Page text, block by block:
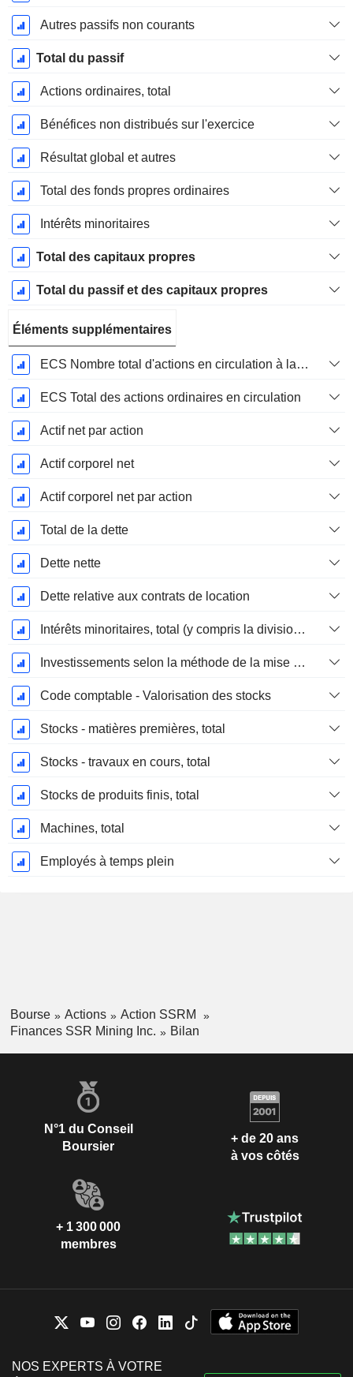
Autres passifs non courants
Total du passif
Actions ordinaires, total
Bénéfices non distribués sur l'exercice
Résultat global et autres
Total des fonds propres ordinaires
Intérêts minoritaires
Total des capitaux propres
Total du passif et des capitaux propres
Éléments supplémentaires
ECS Nombre total d'actions en circulation à la date de dépôt
ECS Total des actions ordinaires en circulation
Actif net par action
Actif corporel net
Actif corporel net par action
Total de la dette
Dette nette
Dette relative aux contrats de location
Intérêts minoritaires, total (y compris la division financière)
Investissements selon la méthode de la mise en équivalence, total
Code comptable - Valorisation des stocks
Stocks - matières premières, total
Stocks - travaux en cours, total
Stocks de produits finis, total
Machines, total
Employés à temps plein
Bourse Actions
Action SSRM
Finances SSR Mining Inc.
Bilan
N°1 du Conseil
Boursier
+ de 20 ans
à vos côtés
+ 1 300 000
membres
NOS EXPERTS À VOTRE